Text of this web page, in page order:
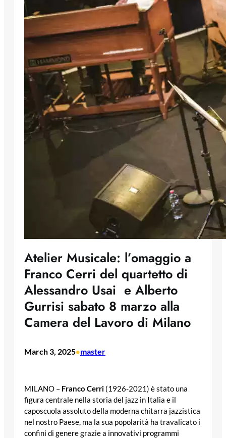
Atelier Musicale: l’omaggio a
Franco Cerri del quartetto di
Alessandro Usai e Alberto
Gurrisi sabato 8 marzo alla
Camera del Lavoro di Milano
March 3, 2025•master
MILANO – Franco Cerri (1926-2021) è stato una
figura centrale nella storia del jazz in Italia e il
caposcuola assoluto della moderna chitarra jazzistica
nel nostro Paese, ma la sua popolarità ha travalicato i
confini di genere grazie a innovativi programmi